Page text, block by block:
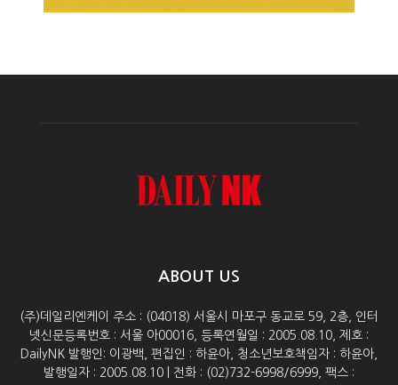
ABOUT US
(주)데일리엔케이 주소 : (04018) 서울시 마포구 동교로 59, 2층, 인터
넷신문등록번호 : 서울 아00016, 등록연월일 : 2005.08.10, 제호 :
DailyNK 발행인: 이광백, 편집인 : 하윤아, 청소년보호책임자 : 하윤아,
발행일자 : 2005.08.10 | 전화 : (02)732-6998/6999, 팩스 :